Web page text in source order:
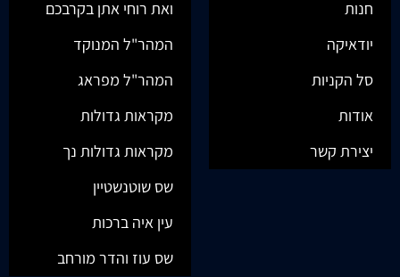
חנות
יודאיקה
סל הקניות
אודות
יצירת קשר
ואת רוחי אתן בקרבכם
המהר"ל המנוקד
המהר"ל מפראג
מקראות גדולות
מקראות גדולות נך
שס שוטנשטיין
עין איה ברכות
שס עוז והדר מורחב